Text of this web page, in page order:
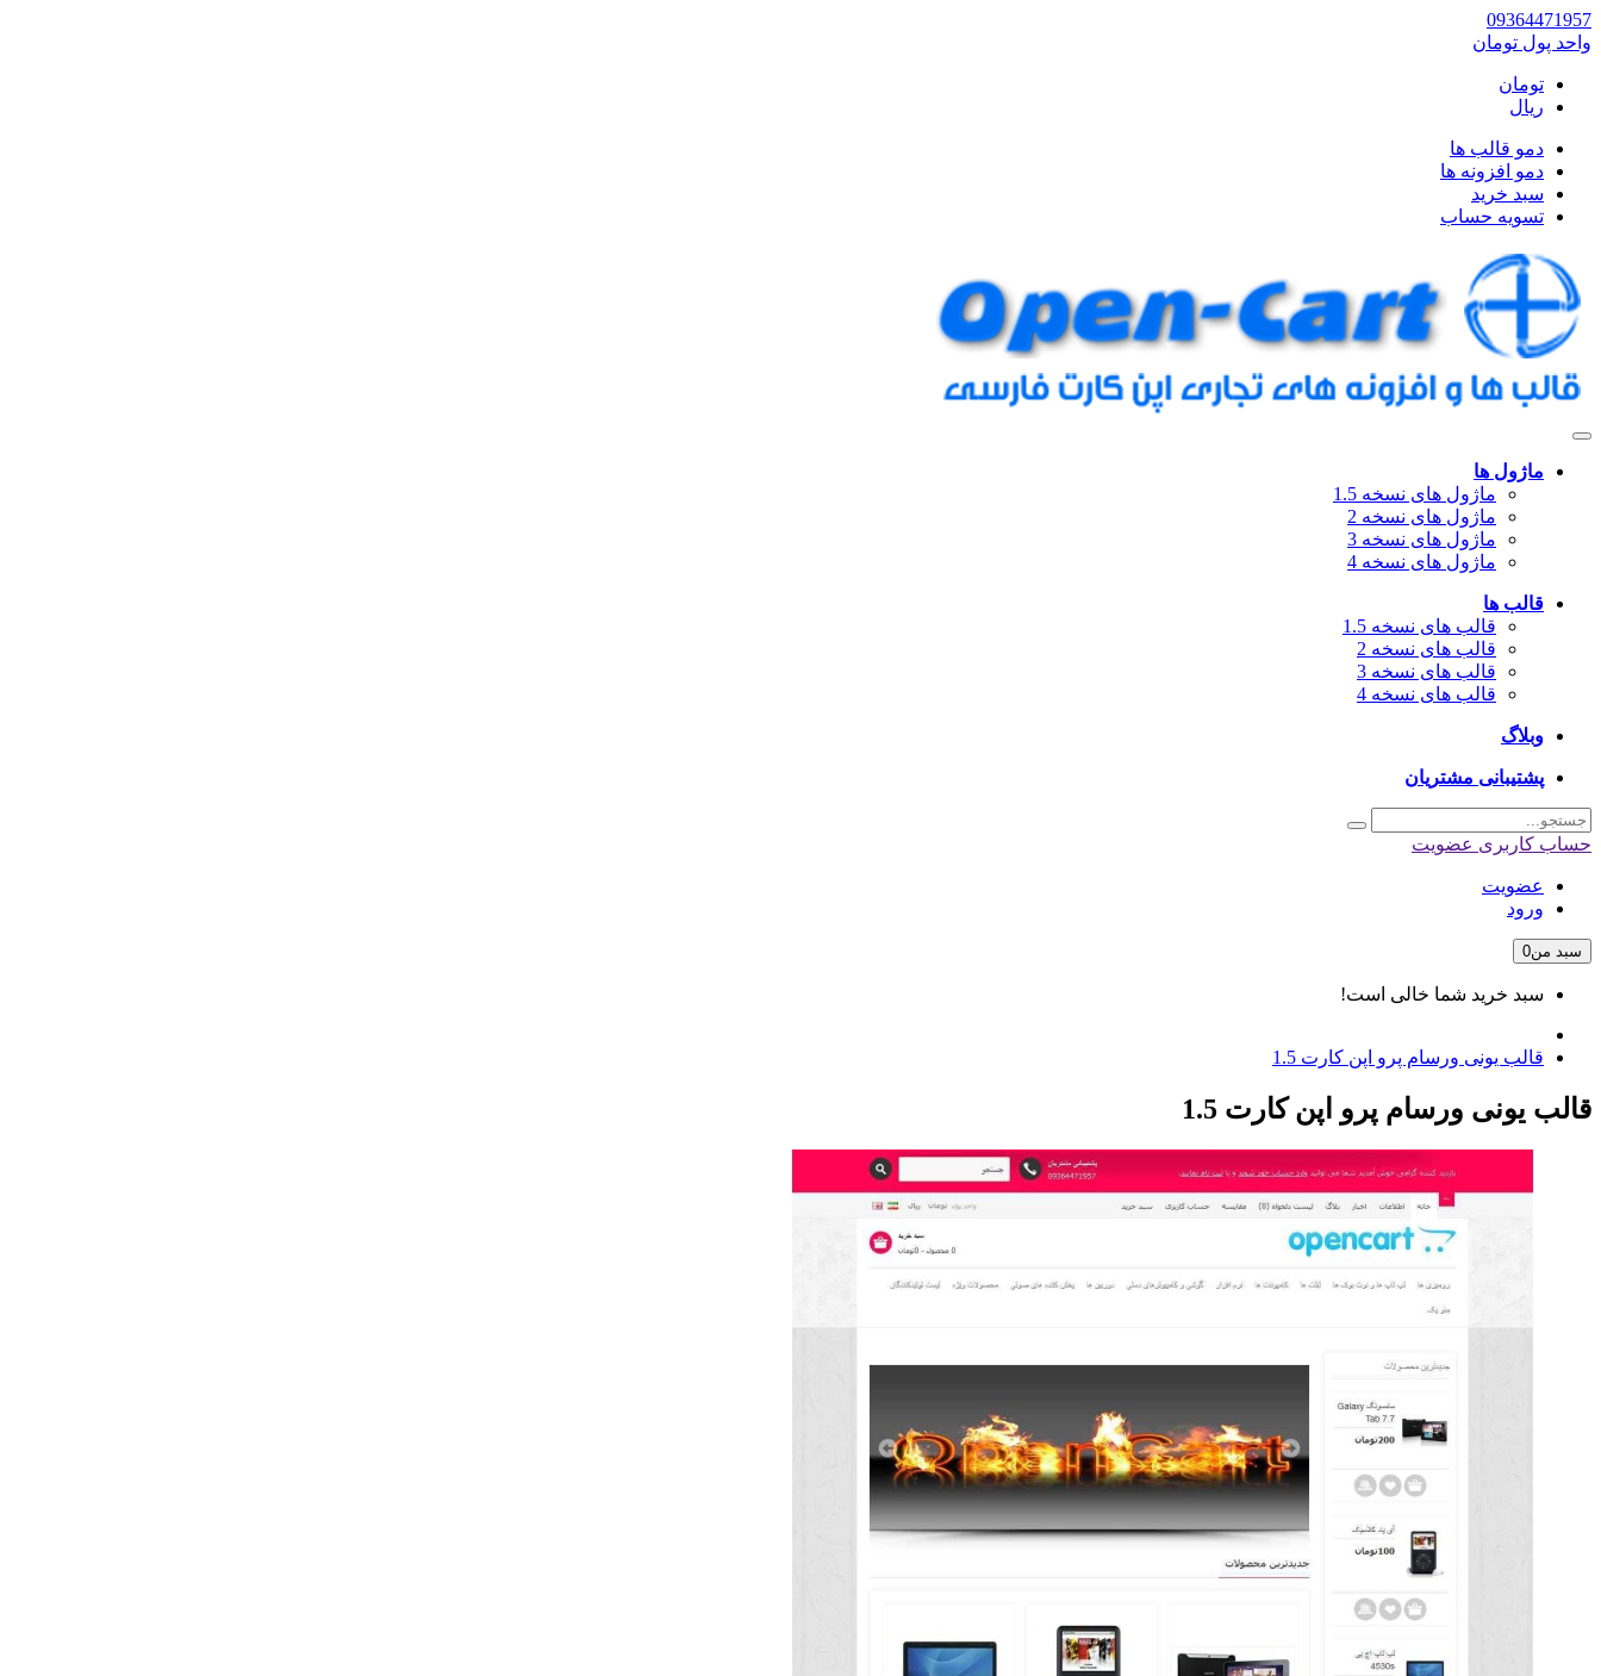
09364471957
واحد پول تومان
تومان
ریال
دمو قالب ها
دمو افزونه ها
سبد خرید
تسویه حساب
ماژول ها
ماژول های نسخه 1.5
ماژول های نسخه 2
ماژول های نسخه 3
ماژول های نسخه 4
قالب ها
قالب های نسخه 1.5
قالب های نسخه 2
قالب های نسخه 3
قالب های نسخه 4
وبلاگ
پشتیبانی مشتریان
حساب کاربری عضویت
عضویت
ورود
سبد من0
سبد خرید شما خالی است!
قالب یونی ورسام پرو اپن کارت 1.5
قالب یونی ورسام پرو اپن کارت 1.5